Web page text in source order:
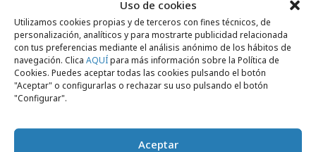
Uso de cookies
Utilizamos cookies propias y de terceros con fines técnicos, de
personalización, analíticos y para mostrarte publicidad relacionada
con tus preferencias mediante el análisis anónimo de los hábitos de
navegación. Clica AQUÍpara más información sobre la Política de
Cookies. Puedes aceptar todas las cookies pulsando el botón
"Aceptar" o configurarlas o rechazar su uso pulsando el botón
"Configurar".
Aceptar
lunes, 2 de febrero 2026
En casa del herrero…
Agencias